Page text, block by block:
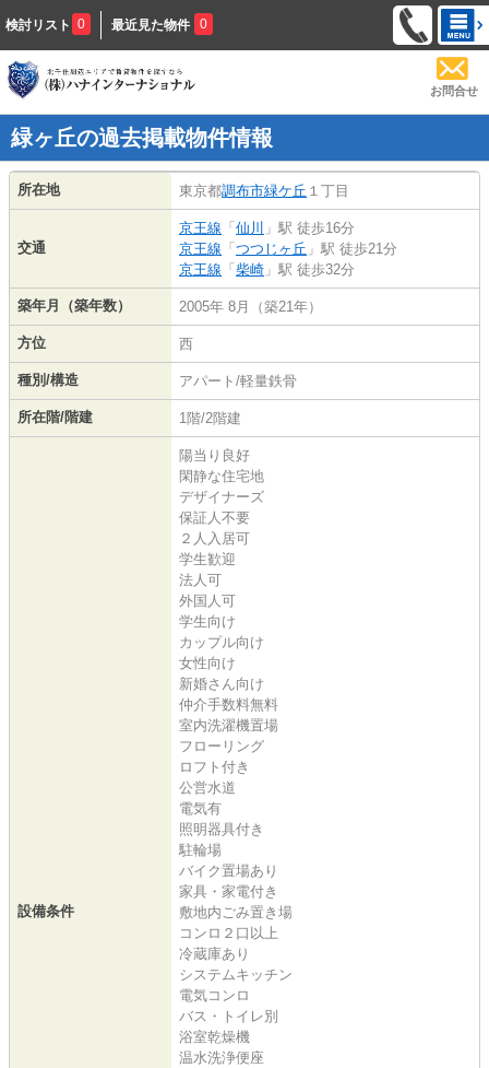
検討リスト 0 最近見た物件 0
お問合せ
緑ヶ丘の過去掲載物件情報
所在地 東京都調布市緑ケ丘 １丁目
交通
京王線 「 仙川 」駅 徒歩16分
京王線 「 つつじヶ丘 」駅 徒歩21分
京王線 「 柴崎 」駅 徒歩32分
築年月（築年数） 2005年 8月（築21年）
方位 西
種別/構造 アパート/軽量鉄骨
所在階/階建 1階/2階建
設備条件
陽当り良好
閑静な住宅地
デザイナーズ
保証人不要
２人入居可
学生歓迎
法人可
外国人可
学生向け
カップル向け
女性向け
新婚さん向け
仲介手数料無料
室内洗濯機置場
フローリング
ロフト付き
公営水道
電気有
照明器具付き
駐輪場
バイク置場あり
家具・家電付き
敷地内ごみ置き場
コンロ２口以上
冷蔵庫あり
システムキッチン
電気コンロ
バス・トイレ別
浴室乾燥機
温水洗浄便座